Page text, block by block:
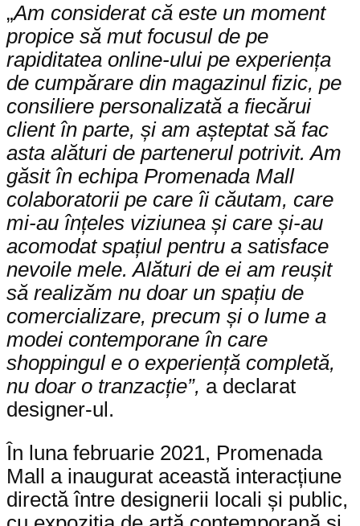
„Am considerat că este un moment
propice să mut focusul de pe
rapiditatea online-ului pe experiența
de cumpărare din magazinul fizic, pe
consiliere personalizată a fiecărui
client în parte, și am așteptat să fac
asta alături de partenerul potrivit. Am
găsit în echipa Promenada Mall
colaboratorii pe care îi căutam, care
mi-au înțeles viziunea și care și-au
acomodat spațiul pentru a satisface
nevoile mele. Alături de ei am reușit
să realizăm nu doar un spațiu de
comercializare, precum și o lume a
modei contemporane în care
shoppingul e o experiență completă,
nu doar o tranzacție”, a declarat
designer-ul.
În luna februarie 2021, Promenada
Mall a inaugurat această interacțiune
directă între designerii locali și public,